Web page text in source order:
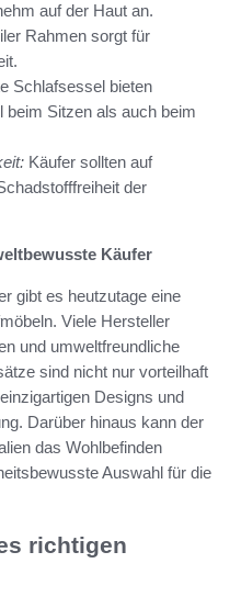
auf der Haut an.
Rahmen sorgt für
Schlafsessel bieten
beim Sitzen als auch beim
Käufer sollten auf
der
Käufer
gibt es heutzutage eine
Viele Hersteller
und umweltfreundliche
sind nicht nur vorteilhaft
Designs und
Darüber hinaus kann der
das Wohlbefinden
Auswahl für die
richtigen